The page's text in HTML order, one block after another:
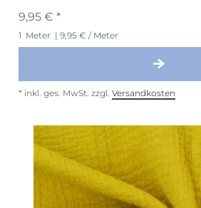
9,95 € *
1 Meter | 9,95 € / Meter
* inkl. ges. MwSt. zzgl. Versandkosten